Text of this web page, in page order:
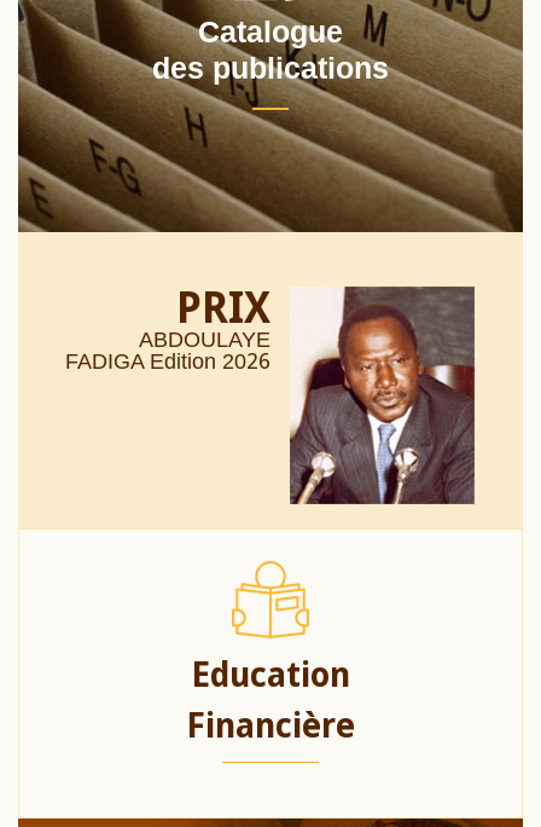
Catalogue
des publications
PRIX
ABDOULAYE
FADIGA Edition 2026
Education
Financière